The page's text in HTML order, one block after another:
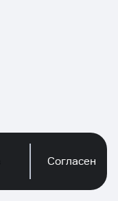
Согласен